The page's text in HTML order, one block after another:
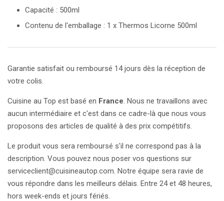
Capacité : 500ml
Contenu de l'emballage : 1 x Thermos Licorne 500ml
Garantie satisfait ou remboursé 14 jours dès la réception de
votre colis.
Cuisine au Top est basé en France. Nous ne travaillons avec
aucun intermédiaire et c'est dans ce cadre-là que nous vous
proposons des articles de qualité à des prix compétitifs.
Le produit vous sera remboursé s'il ne correspond pas à la
description. Vous pouvez nous poser vos questions sur
serviceclient@cuisineautop.com. Notre équipe sera ravie de
vous répondre dans les meilleurs délais. Entre 24 et 48 heures,
hors week-ends et jours fériés.